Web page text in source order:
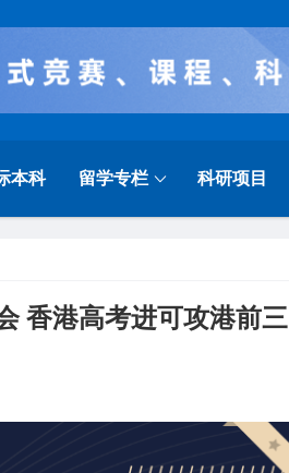
本科 留学专栏 科研项目
香港高考进可攻港前三